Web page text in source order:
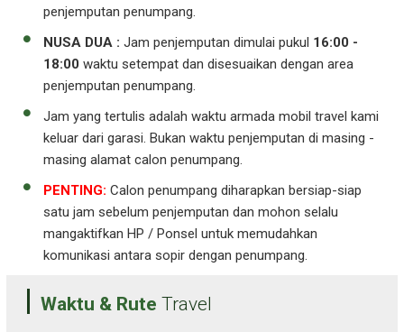
penjemputan penumpang.
NUSA DUA : Jam penjemputan dimulai pukul 16:00 -
18:00 waktu setempat dan disesuaikan dengan area
penjemputan penumpang.
Jam yang tertulis adalah waktu armada mobil travel kami
keluar dari garasi. Bukan waktu penjemputan di masing -
masing alamat calon penumpang.
PENTING: Calon penumpang diharapkan bersiap-siap
satu jam sebelum penjemputan dan mohon selalu
mangaktifkan HP / Ponsel untuk memudahkan
komunikasi antara sopir dengan penumpang.
Waktu & Rute Travel